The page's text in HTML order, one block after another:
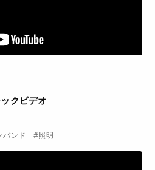
クビデオ
バンド #照明